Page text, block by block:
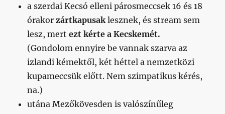
a szerdai Kecsó elleni párosmeccsek 16 és 18
órakorzártkapusak lesznek, és stream sem
lesz, mertezt kérte a Kecskemét.
(Gondolom ennyire be vannak szarva az
izlandi kémektől, két héttel a nemzetközi
kupameccsük előtt. Nem szimpatikus kérés,
na.)
utána Mezőkövesden is valószínűleg